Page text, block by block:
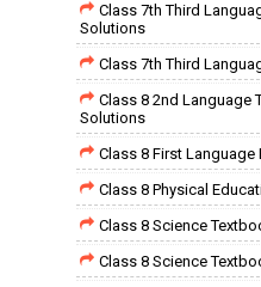
Class 7th Third
Solutions
Class 7th Third
Class 8 2nd Language
Solutions
Class 8 First
Class 8 Physical
Class 8 Science
Class 8 Science